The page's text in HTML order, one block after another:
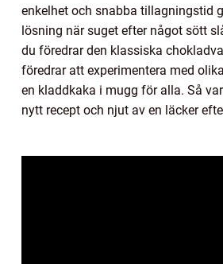
enkelhet och snabba tillagningstid
lösning när suget efter något sött
du föredrar den klassiska
föredrar att experimentera med
en kladdkaka i mugg för alla. Så
nytt recept och njut av en läcker